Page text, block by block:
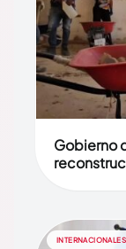
Gobierno
INTERNACIONALES